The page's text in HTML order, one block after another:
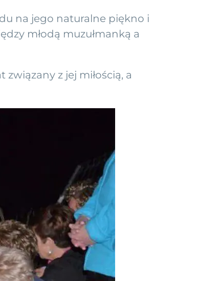
na jego naturalne piękno i
młodą muzułmanką a
z jej miłością, a